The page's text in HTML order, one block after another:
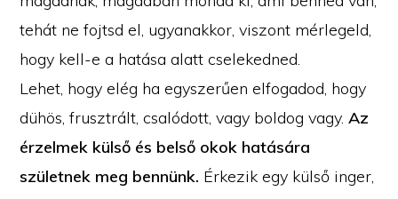
tehát ne fojtsd el, ugyanakkor, viszont mérlegeld,
hogy kell-e a hatása alatt cselekedned.
Lehet, hogy elég ha egyszerűen elfogadod, hogy
dühös, frusztrált, csalódott, vagy boldog vagy.Az
érzelmek külső és belső okok hatására
születnek meg bennünk. Érkezik egy külső inger,